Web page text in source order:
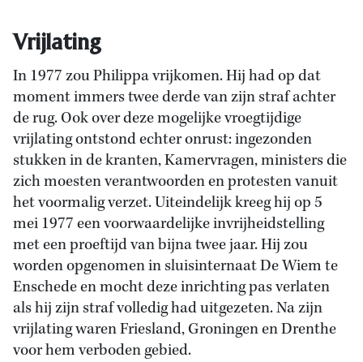
Vrijlating
In 1977 zou Philippa vrijkomen. Hij had op dat
moment immers twee derde van zijn straf achter
de rug. Ook over deze mogelijke vroegtijdige
vrijlating ontstond echter onrust: ingezonden
stukken in de kranten, Kamervragen, ministers die
zich moesten verantwoorden en protesten vanuit
het voormalig verzet. Uiteindelijk kreeg hij op 5
mei 1977 een voorwaardelijke invrijheidstelling
met een proeftijd van bijna twee jaar. Hij zou
worden opgenomen in sluisinternaat De Wiem te
Enschede en mocht deze inrichting pas verlaten
als hij zijn straf volledig had uitgezeten. Na zijn
vrijlating waren Friesland, Groningen en Drenthe
voor hem verboden gebied.